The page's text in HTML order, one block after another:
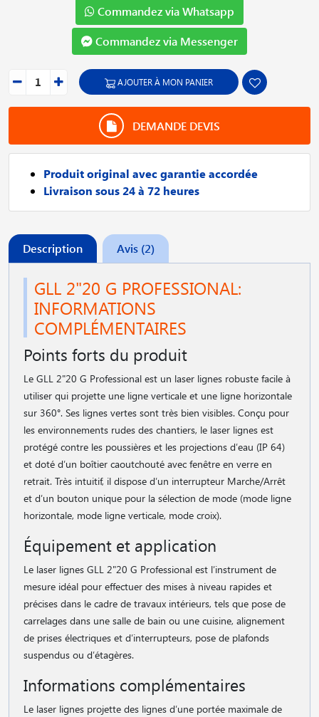
Commandez via Whatsapp
Commandez via Messenger
AJOUTER À MON PANIER
DEMANDE DEVIS
Produit original avec garantie accordée
Livraison sous 24 à 72 heures
Description Avis (2)
GLL 2"20 G PROFESSIONAL:
INFORMATIONS
COMPLÉMENTAIRES
Points forts du produit
Le GLL 2"20 G Professional est un laser lignes robuste facile à
utiliser qui projette une ligne verticale et une ligne horizontale
sur 360°. Ses lignes vertes sont très bien visibles. Conçu pour
les environnements rudes des chantiers, le laser lignes est
protégé contre les poussières et les projections d′eau (IP 64)
et doté d′un boîtier caoutchouté avec fenêtre en verre en
retrait. Très intuitif, il dispose d′un interrupteur Marche/Arrêt
et d′un bouton unique pour la sélection de mode (mode ligne
horizontale, mode ligne verticale, mode croix).
Équipement et application
Le laser lignes GLL 2"20 G Professional est l′instrument de
mesure idéal pour effectuer des mises à niveau rapides et
précises dans le cadre de travaux intérieurs, tels que pose de
carrelages dans une salle de bain ou une cuisine, alignement
de prises électriques et d′interrupteurs, pose de plafonds
suspendus ou d′étagères.
Informations complémentaires
Le laser lignes projette des lignes d′une portée maximale de